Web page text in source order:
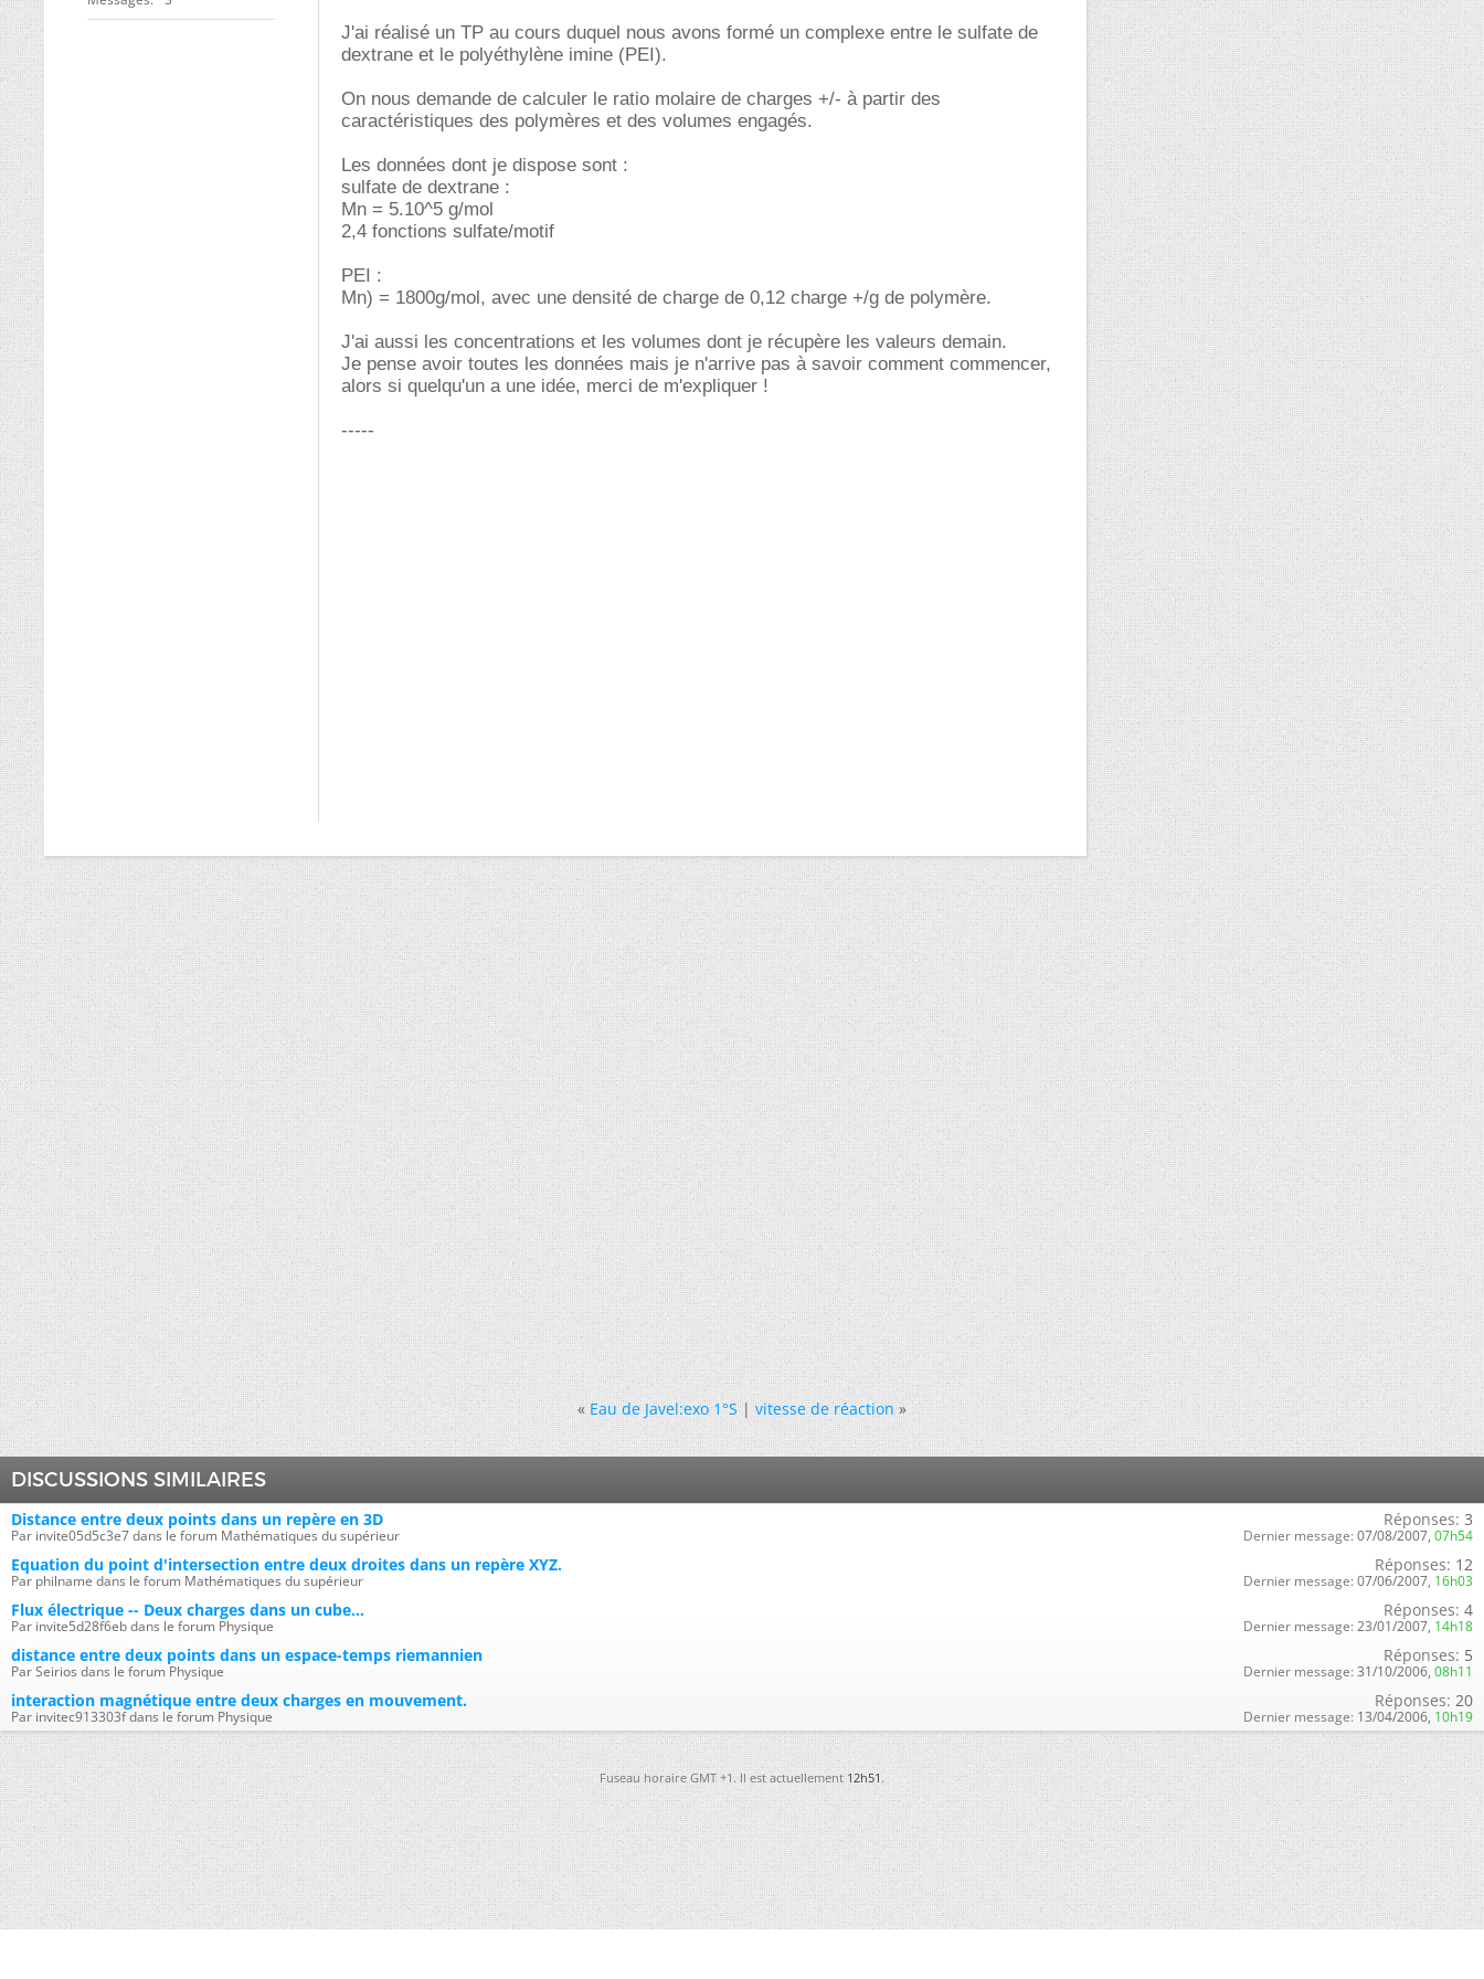
J'ai réalisé un TP au cours duquel nous avons formé un complexe entre le sulfate de
dextrane et le polyéthylène imine (PEI).
On nous demande de calculer le ratio molaire de charges +/- à partir des
caractéristiques des polymères et des volumes engagés.
Les données dont je dispose sont :
sulfate de dextrane :
Mn = 5.10^5 g/mol
2,4 fonctions sulfate/motif
PEI :
Mn) = 1800g/mol, avec une densité de charge de 0,12 charge +/g de polymère.
J'ai aussi les concentrations et les volumes dont je récupère les valeurs demain.
Je pense avoir toutes les données mais je n'arrive pas à savoir comment commencer,
alors si quelqu'un a une idée, merci de m'expliquer !
-----
« Eau de Javel:exo 1°S|vitesse de réaction »
DISCUSSIONS SIMILAIRES
Distance entre deux points dans un repère en 3D
Par invite05d5c3e7 dans le forum Mathématiques du supérieur
Réponses: 3
Dernier message: 07/08/2007, 07h54
Equation du point d'intersection entre deux droites dans un repère XYZ.
Par philname dans le forum Mathématiques du supérieur
Réponses: 12
Dernier message: 07/06/2007, 16h03
Flux électrique -- Deux charges dans un cube...
Par invite5d28f6eb dans le forum Physique
Réponses: 4
Dernier message: 23/01/2007, 14h18
distance entre deux points dans un espace-temps riemannien
Par Seirios dans le forum Physique
Réponses: 5
Dernier message: 31/10/2006, 08h11
interaction magnétique entre deux charges en mouvement.
Par invitec913303f dans le forum Physique
Réponses: 20
Dernier message: 13/04/2006, 10h19
Fuseau horaire GMT +1. Il est actuellement12h51.